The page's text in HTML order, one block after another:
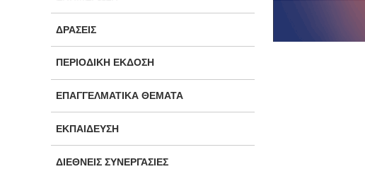
ΔΡΆΣΕΙΣ
ΠΕΡΙΟΔΙΚΉ ΈΚΔΟΣΗ
ΕΠΑΓΓΕΛΜΑΤΙΚΆ ΘΈΜΑΤΑ
ΕΚΠΑΊΔΕΥΣΗ
ΔΙΕΘΝΕΊΣ ΣΥΝΕΡΓΑΣΊΕΣ